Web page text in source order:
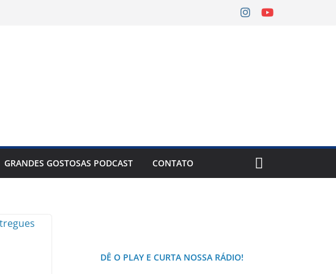
GRANDES GOSTOSAS PODCAST CONTATO
DÊ O PLAY E CURTA NOSSA RÁDIO!